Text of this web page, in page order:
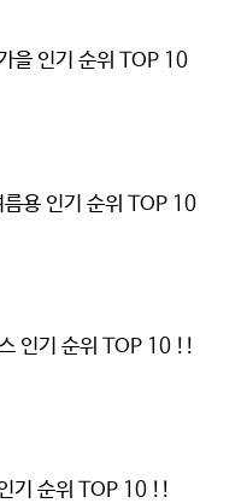
을 인기 순위 TOP 10
용 인기 순위 TOP 10
인기 순위 TOP 10 !!
기 순위 TOP 10 !!